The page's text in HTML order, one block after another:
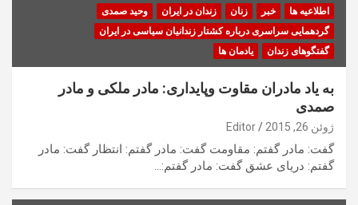
اطلاعیه ها خبر زنان زندان در ایران
وحید صمدی
گردهمایی سراسری درباره کشتار زندانیان سیاسی در ایران
گفتگوهای زندان
یادمان ها
به یاد مادران مقاوت وپایداری: مادر ملکی و مادر
صمدی
ژوئن 26, 2015 Editor
گفت: مادر گفتم: مقاومت گفت: مادر گفتم: انتظار گفت: مادر
گفتم: دریای عشق گفت: مادر گفتم:…